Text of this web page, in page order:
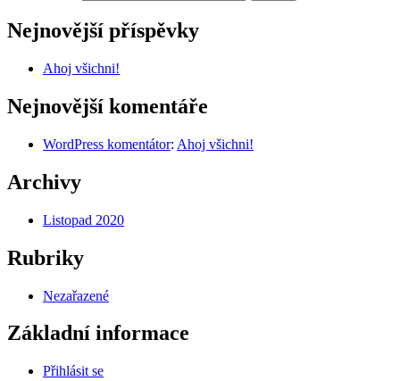
Nejnovější příspěvky
Ahoj všichni!
Nejnovější komentáře
WordPress komentátor: Ahoj všichni!
Archivy
Listopad 2020
Rubriky
Nezařazené
Základní informace
Přihlásit se